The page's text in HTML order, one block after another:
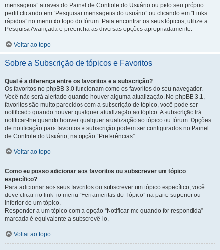
mensagens” através do Painel de Controle do Usuário ou pelo seu próprio
perfil clicando em “Pesquisar mensagens do usuário” ou clicando em “Links
rápidos” no menu do topo do fórum. Para encontrar os seus tópicos, utilize a
Pesquisa Avançada e preencha as diversas opções apropriadamente.
Voltar ao topo
Sobre a Subscrição de tópicos e Favoritos
Qual é a diferença entre os favoritos e a subscrição?
Os favoritos no phpBB 3.0 funcionam como os favoritos do seu navegador.
Você não será alertado quando houver alguma atualização. No phpBB 3.1,
favoritos são muito parecidos com a subscrição de tópico, você pode ser
notificado quando houver qualquer atualização ao tópico. A subscrição irá
notificar-lhe quando houver qualquer atualização ao tópico ou fórum. Opções
de notificação para favoritos e subscrição podem ser configurados no Painel
de Controle do Usuário, na opção “Preferências”.
Voltar ao topo
Como eu posso adicionar aos favoritos ou subscrever um tópico
específico?
Para adicionar aos seus favoritos ou subscrever um tópico específico, você
deve clicar no link no menu “Ferramentas do Tópico” na parte superior ou
inferior de um tópico.
Responder a um tópico com a opção “Notificar-me quando for respondida”
marcada é equivalente a subscrevê-lo.
Voltar ao topo